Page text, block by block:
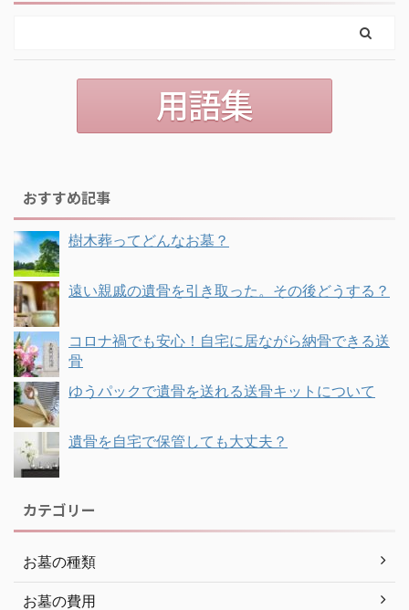
おすすめ記事
樹木葬ってどんなお墓？
遠い親戚の遺骨を引き取った。その後どうする？
コロナ禍でも安心！自宅に居ながら納骨できる送
骨
ゆうパックで遺骨を送れる送骨キットについて
遺骨を自宅で保管しても大丈夫？
カテゴリー
お墓の種類
お墓の費用